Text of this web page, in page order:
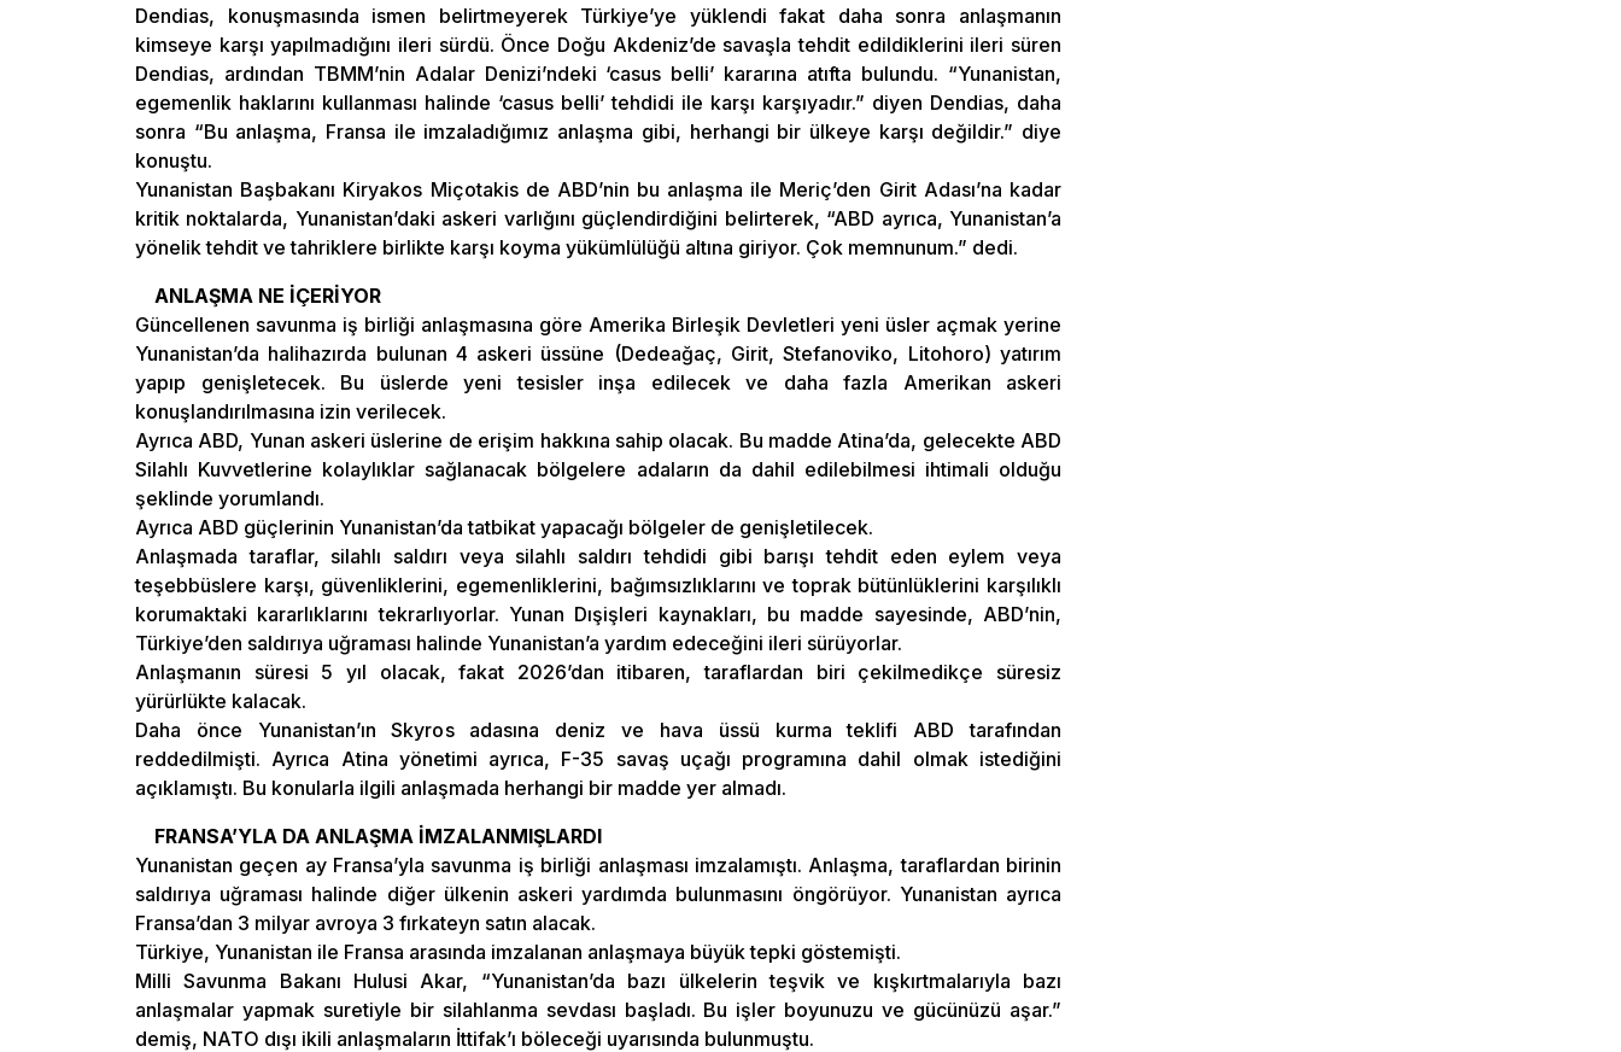
Dendias, konuşmasında ismen belirtmeyerek Türkiye’ye yüklendi fakat daha sonra anlaşmanın
kimseye karşı yapılmadığını ileri sürdü. Önce Doğu Akdeniz’de savaşla tehdit edildiklerini ileri süren
Dendias, ardından TBMM’nin Adalar Denizi’ndeki ‘casus belli’ kararına atıfta bulundu. “Yunanistan,
egemenlik haklarını kullanması halinde ‘casus belli’ tehdidi ile karşı karşıyadır.” diyen Dendias, daha
sonra “Bu anlaşma, Fransa ile imzaladığımız anlaşma gibi, herhangi bir ülkeye karşı değildir.” diye
konuştu.
Yunanistan Başbakanı Kiryakos Miçotakis de ABD’nin bu anlaşma ile Meriç’den Girit Adası’na kadar
kritik noktalarda, Yunanistan’daki askeri varlığını güçlendirdiğini belirterek, “ABD ayrıca, Yunanistan’a
yönelik tehdit ve tahriklere birlikte karşı koyma yükümlülüğü altına giriyor. Çok memnunum.” dedi.
ANLAŞMA NE İÇERİYOR
Güncellenen savunma iş birliği anlaşmasına göre Amerika Birleşik Devletleri yeni üsler açmak yerine
Yunanistan’da halihazırda bulunan 4 askeri üssüne (Dedeağaç, Girit, Stefanoviko, Litohoro) yatırım
yapıp genişletecek. Bu üslerde yeni tesisler inşa edilecek ve daha fazla Amerikan askeri
konuşlandırılmasına izin verilecek.
Ayrıca ABD, Yunan askeri üslerine de erişim hakkına sahip olacak. Bu madde Atina’da, gelecekte ABD
Silahlı Kuvvetlerine kolaylıklar sağlanacak bölgelere adaların da dahil edilebilmesi ihtimali olduğu
şeklinde yorumlandı.
Ayrıca ABD güçlerinin Yunanistan’da tatbikat yapacağı bölgeler de genişletilecek.
Anlaşmada taraflar, silahlı saldırı veya silahlı saldırı tehdidi gibi barışı tehdit eden eylem veya
teşebbüslere karşı, güvenliklerini, egemenliklerini, bağımsızlıklarını ve toprak bütünlüklerini karşılıklı
korumaktaki kararlıklarını tekrarlıyorlar. Yunan Dışişleri kaynakları, bu madde sayesinde, ABD’nin,
Türkiye’den saldırıya uğraması halinde Yunanistan’a yardım edeceğini ileri sürüyorlar.
Anlaşmanın süresi 5 yıl olacak, fakat 2026’dan itibaren, taraflardan biri çekilmedikçe süresiz
yürürlükte kalacak.
Daha önce Yunanistan’ın Skyros adasına deniz ve hava üssü kurma teklifi ABD tarafından
reddedilmişti. Ayrıca Atina yönetimi ayrıca, F-35 savaş uçağı programına dahil olmak istediğini
açıklamıştı. Bu konularla ilgili anlaşmada herhangi bir madde yer almadı.
FRANSA’YLA DA ANLAŞMA İMZALANMIŞLARDI
Yunanistan geçen ay Fransa’yla savunma iş birliği anlaşması imzalamıştı. Anlaşma, taraflardan birinin
saldırıya uğraması halinde diğer ülkenin askeri yardımda bulunmasını öngörüyor. Yunanistan ayrıca
Fransa’dan 3 milyar avroya 3 fırkateyn satın alacak.
Türkiye, Yunanistan ile Fransa arasında imzalanan anlaşmaya büyük tepki göstemişti.
Milli Savunma Bakanı Hulusi Akar, “Yunanistan’da bazı ülkelerin teşvik ve kışkırtmalarıyla bazı
anlaşmalar yapmak suretiyle bir silahlanma sevdası başladı. Bu işler boyunuzu ve gücünüzü aşar.”
demiş, NATO dışı ikili anlaşmaların İttifak’ı böleceği uyarısında bulunmuştu.